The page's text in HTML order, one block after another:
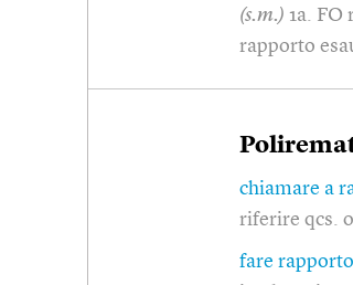
(s.m.) 1a. FO
rapporto
chiamare a
riferire qcs.
fare rapporto